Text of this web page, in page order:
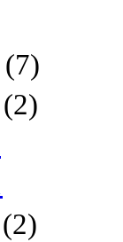
(7)
(2)
(2)